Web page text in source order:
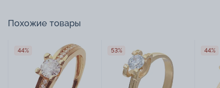
Похожие товары
44% 53% 44%